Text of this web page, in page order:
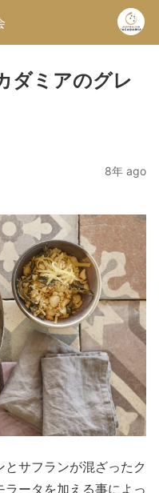
ダミアのグレ
8年 ago
サフランが混ざったク
ータを加える事によっ